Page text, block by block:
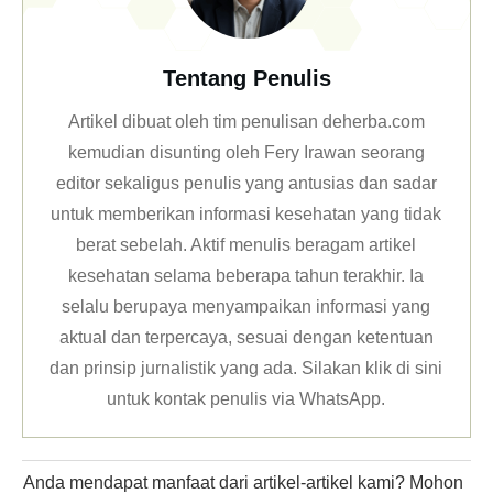
Tentang Penulis
Artikel dibuat oleh tim penulisan deherba.com
kemudian disunting oleh Fery Irawan seorang
editor sekaligus penulis yang antusias dan sadar
untuk memberikan informasi kesehatan yang tidak
berat sebelah. Aktif menulis beragam artikel
kesehatan selama beberapa tahun terakhir. Ia
selalu berupaya menyampaikan informasi yang
aktual dan terpercaya, sesuai dengan ketentuan
dan prinsip jurnalistik yang ada. Silakan klikdi sini
untuk kontak penulis via WhatsApp.
Anda mendapat manfaat dari artikel-artikel kami? Mohon